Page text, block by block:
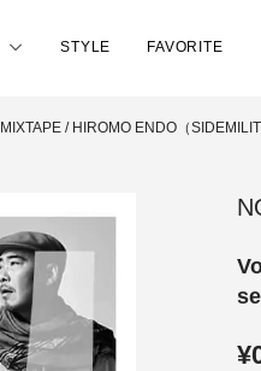
STYLE FAVORITE
/ HIROMO ENDO（